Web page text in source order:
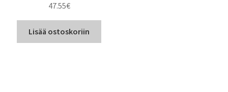
47.55€
Lisää ostoskoriin